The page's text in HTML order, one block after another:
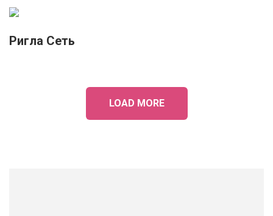
Ригла Сеть
LOAD MORE